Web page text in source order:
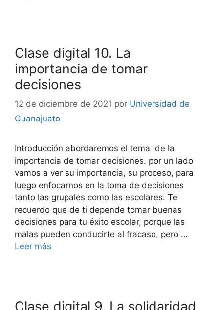
Clase digital 10. La
importancia de tomar
decisiones
12 de diciembre de 2021 por Universidad de
Guanajuato
Introducción abordaremos el tema de la
importancia de tomar decisiones. por un lado
vamos a ver su importancia, su proceso, para
luego enfocarnos en la toma de decisiones
tanto las grupales como las escolares. Te
recuerdo que de ti depende tomar buenas
decisiones para tu éxito escolar, porque las
malas pueden conducirte al fracaso, pero …
Leer más
Clase digital 9. La solidaridad